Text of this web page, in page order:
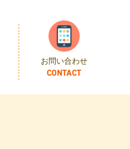
お問い合わせ